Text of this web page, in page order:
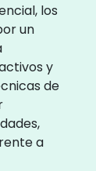
los
un
y
de
a